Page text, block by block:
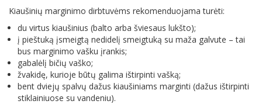
Kiaušinių marginimo dirbtuvėms rekomenduojama turėti:
du virtus kiaušinius (balto arba šviesaus lukšto);
į pieštuką įsmeigtą nedidelį smeigtuką su maža galvute – tai
bus marginimo vašku įrankis;
gabalėlį bičių vaško;
žvakidę, kurioje būtų galima ištirpinti vašką;
bent dviejų spalvų dažus kiaušiniams marginti (dažus ištirpinti
stiklainiuose su vandeniu).